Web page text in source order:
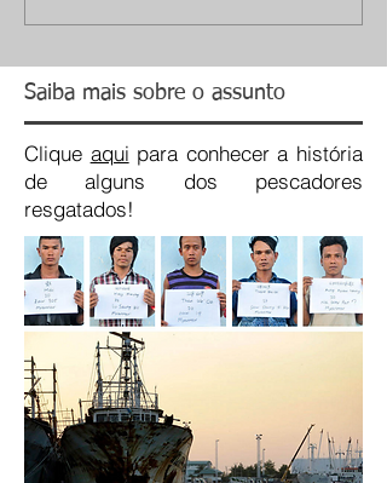
Saiba mais sobre o assunto
Clique aqui para conhecer a história
de alguns dos pescadores
resgatados!